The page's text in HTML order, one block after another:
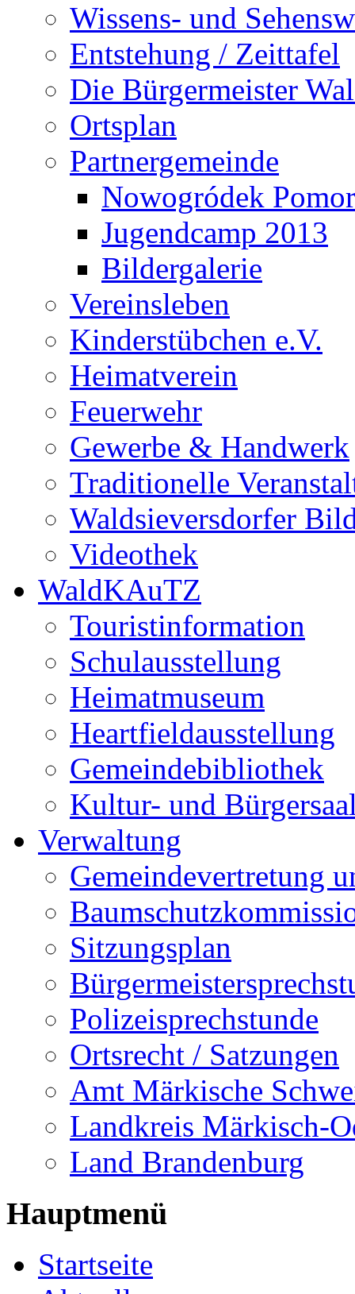
Wissens- und
Entstehung / Zeittafel
Die Bürgermeister
Ortsplan
Partnergemeinde
Nowogródek
Jugendcamp 2013
Bildergalerie
Vereinsleben
Kinderstübchen e.V.
Heimatverein
Feuerwehr
Gewerbe & Handwerk
Traditionelle
Waldsieversdorfer
Videothek
WaldKAuTZ
Touristinformation
Schulausstellung
Heimatmuseum
Heartfieldausstellung
Gemeindebibliothek
Kultur- und
Verwaltung
Gemeindevertretung
Sitzungsplan
Polizeisprechstunde
Ortsrecht / Satzungen
Amt Märkische
Landkreis Märkisch-
Land Brandenburg
Hauptmenü
Startseite